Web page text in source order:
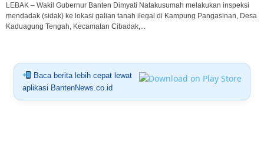
LEBAK – Wakil Gubernur Banten Dimyati Natakusumah melakukan inspeksi
mendadak (sidak) ke lokasi galian tanah ilegal di Kampung Pangasinan, Desa
Kaduagung Tengah, Kecamatan Cibadak,...
Baca berita lebih cepat lewat
aplikasi BantenNews.co.id